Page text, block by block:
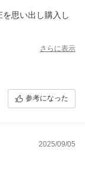
思い出し購入し
さらに表示
参考になった
2025/09/05